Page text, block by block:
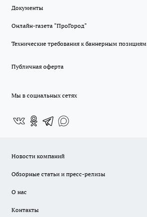
Документы
Онлайн-газета "ПроГород"
Технические требования к баннерным позициям
Публичная оферта
Мы в социальных сетях
Новости компаний
Обзорные статьи и пресс-релизы
О нас
Контакты